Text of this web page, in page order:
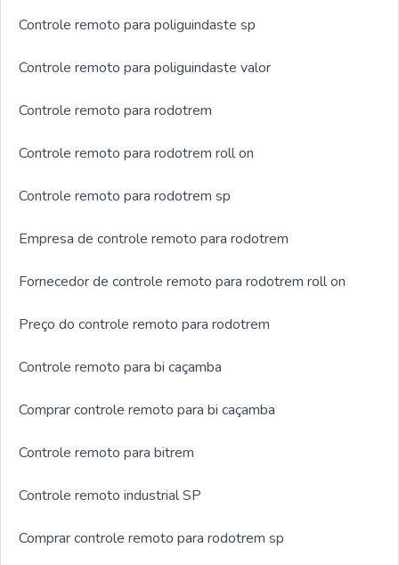
Controle remoto para poliguindaste sp
Controle remoto para poliguindaste valor
Controle remoto para rodotrem
Controle remoto para rodotrem roll on
Controle remoto para rodotrem sp
Empresa de controle remoto para rodotrem
Fornecedor de controle remoto para rodotrem roll on
Preço do controle remoto para rodotrem
Controle remoto para bi caçamba
Comprar controle remoto para bi caçamba
Controle remoto para bitrem
Controle remoto industrial SP
Comprar controle remoto para rodotrem sp